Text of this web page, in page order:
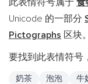
此表情符号属于 食
Unicode 的一部分
Pictographs 区块。
要找到此表情符号
奶茶 泡泡 牛